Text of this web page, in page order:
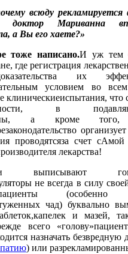
всюду
Мариванна
а Вы его хаете?»
тоже написано.И уж тем
где регистрация
их
условием во
клиническиеиспытания, что
в
а кроме того,
проводятсяза счет сАмой
лекарства!
выписывают
не всегда в силу
(особенно
чад) буквально
и мазей,
всего
назначать
) или